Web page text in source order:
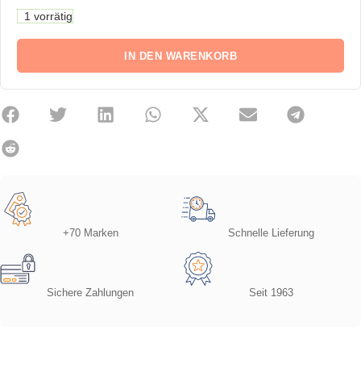
1 vorrätig
IN DEN WARENKORB
+70 Marken Schnelle Lieferung
Sichere Zahlungen Seit 1963